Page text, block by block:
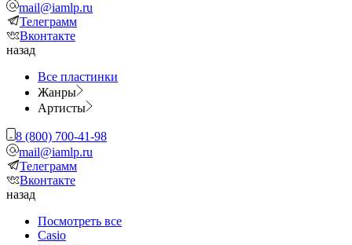
mail@iamlp.ru
Телеграмм
Вконтакте
назад
Все пластинки
Жанры
Артисты
8 (800) 700-41-98
mail@iamlp.ru
Телеграмм
Вконтакте
назад
Посмотреть все
Casio